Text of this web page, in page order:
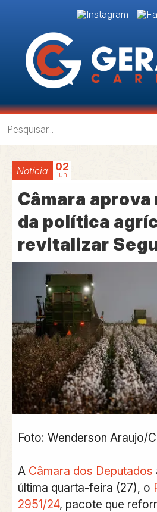
Notícia 02
jun
Câmara
da política
revitalizar
Foto: Wenderson Araujo/
A Câmara dos Deputados
última quarta-feira (27), o
2951/24, pacote que